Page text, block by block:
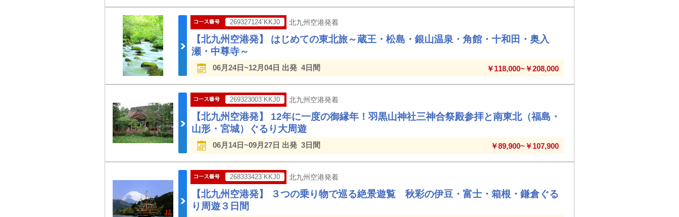
269327124`KKJ0 北九州空港発着
【北九州空港発】 はじめての東北旅～蔵王・松島・銀山温泉・角館・十和田・奥入
瀬・中尊寺～
06月24日~12月04日 出発 4日間 ￥118,000~￥208,000
269323003`KKJ0 北九州空港発着
【北九州空港発】 12年に一度の御縁年！羽黒山神社三神合祭殿参拝と南東北（福島・
山形・宮城）ぐるり大周遊
06月14日~09月27日 出発 3日間 ￥89,900~￥107,900
268333423`KKJ0 北九州空港発着
【北九州空港発】 ３つの乗り物で巡る絶景遊覧 秋彩の伊豆・富士・箱根・鎌倉ぐる
り周遊３日間